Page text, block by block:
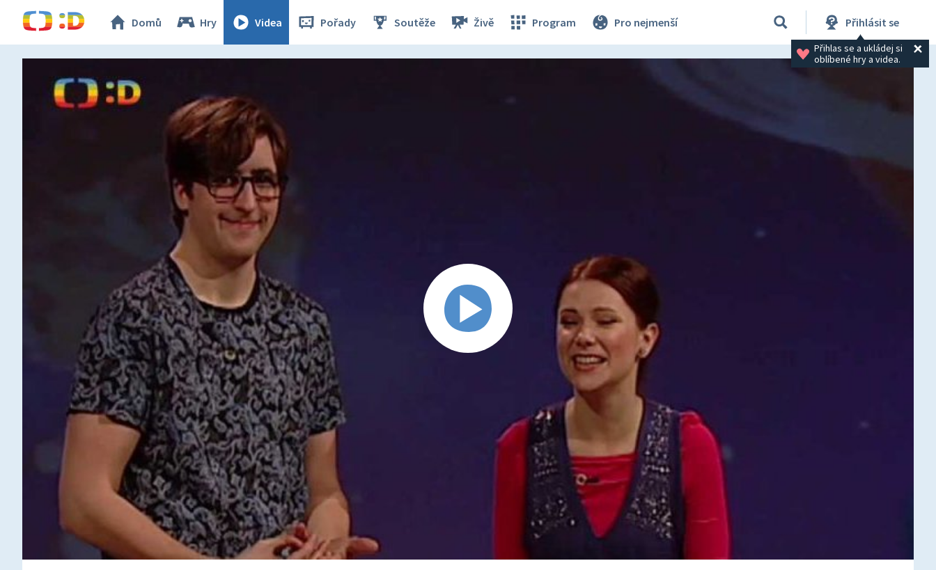
Domů Hry Videa Pořady Soutěže Živě Program Pro nejmenší Přihlásit se
Přihlas se a ukládej si
oblíbené hry a videa.